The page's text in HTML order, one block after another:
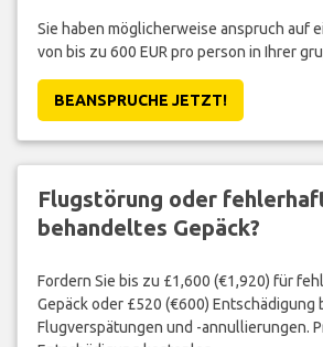
Sie haben möglicherweise anspruch auf
von bis zu 600 EUR pro person in Ihrer
BEANSPRUCHE JETZT!
Flugstörung oder
behandeltes Gepäck?
Fordern Sie bis zu £1,600 (€1,920) für
Gepäck oder £520 (€600) Entschädigung
Flugverspätungen und -annullierungen.